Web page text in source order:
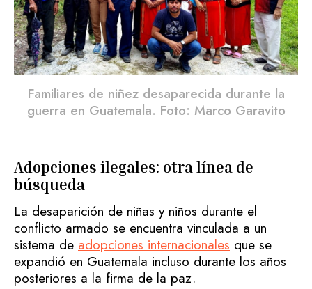
Familiares de niñez desaparecida durante la
guerra en Guatemala. Foto: Marco Garavito
Adopciones ilegales: otra línea de
búsqueda
La desaparición de niñas y niños durante el
conflicto armado se encuentra vinculada a un
sistema de adopciones internacionales que se
expandió en Guatemala incluso durante los años
posteriores a la firma de la paz.